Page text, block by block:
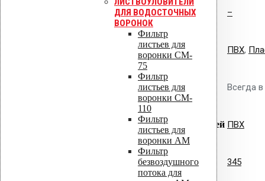
ДЛЯ ВОДОСТОЧНЫХ
ВОРОНОК
Фильтр
листьев для
воронки CM-
75
Фильтр
листьев для
воронки CM-
110
Фильтр
листьев для
воронки AM
Фильтр
безвоздушного
потока для
Диаметр, мм –
Материал изготовления ПВХ,
Наличие Всегда
Совместимость с гидроизоляцией ПВХ
Высота, мм 345